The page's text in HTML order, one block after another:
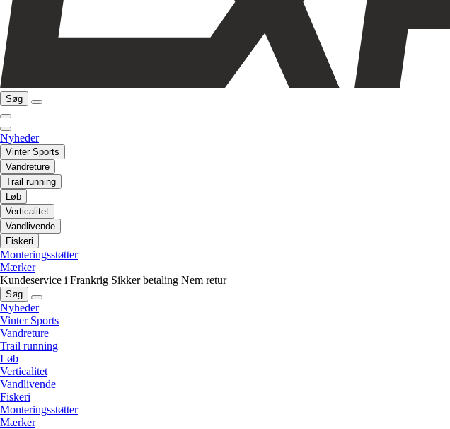
Søg
Nyheder
Vinter Sports
Vandreture
Trail running
Løb
Verticalitet
Vandlivende
Fiskeri
Monteringsstøtter
Mærker
Kundeservice i Frankrig Sikker betaling Nem retur
Søg
Nyheder
Vinter Sports
Vandreture
Trail running
Løb
Verticalitet
Vandlivende
Fiskeri
Monteringsstøtter
Mærker